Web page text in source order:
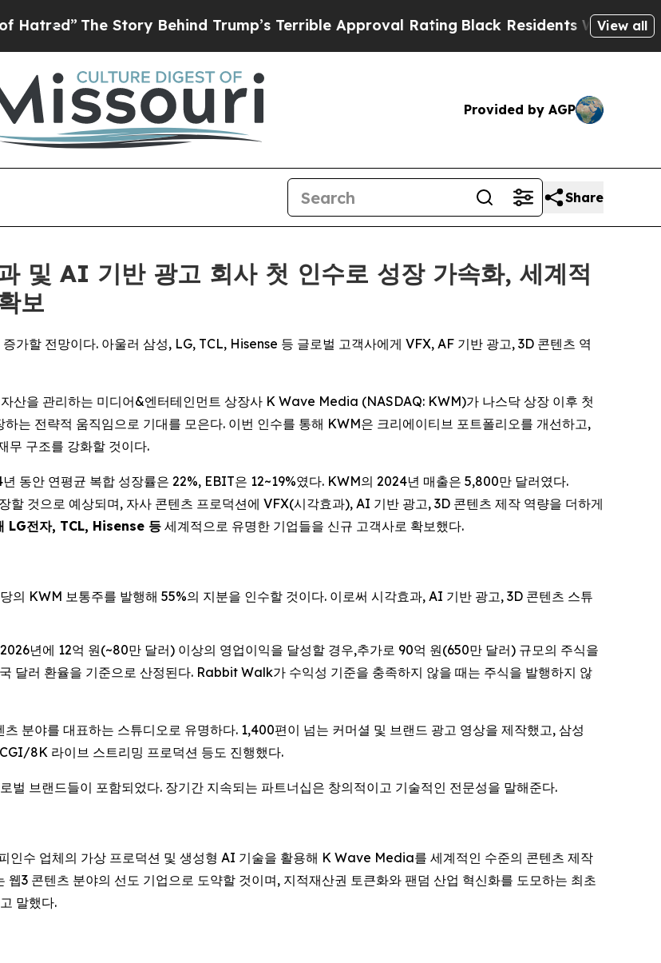
The Story Behind Trump’s Terrible Approval RatingBlack Residents Warned of Abusive
View all
Provided by AGP
Share
및 AI 기반 광고 회사 첫 인수로 성장 가속화, 세계적
보
할 전망이다. 아울러 삼성, LG, TCL, Hisense 등 글로벌 고객사에게 VFX, AF 기반 광고, 3D 콘텐츠 역
산을 관리하는 미디어&엔터테인먼트 상장사 K Wave Media (NASDAQ: KWM)가 나스닥 상장 이후 첫
는 전략적 움직임으로 기대를 모은다. 이번 인수를 통해 KWM은 크리에이티브 포트폴리오를 개선하고,
무 구조를 강화할 것이다.
동안 연평균 복합 성장률은 22%, EBIT은 12~19%였다. KWM의 2024년 매출은 5,800만 달러였다.
할 것으로 예상되며, 자사 콘텐츠 프로덕션에 VFX(시각효과), AI 기반 광고, 3D 콘텐츠 제작 역량을 더하게
LG전자, TCL, Hisense 등세계적으로 유명한 기업들을 신규 고객사로 확보했다.
의 KWM 보통주를 발행해 55%의 지분을 인수할 것이다. 이로써 시각효과, AI 기반 광고, 3D 콘텐츠 스튜
년에 12억 원(~80만 달러) 이상의 영업이익을 달성할 경우,추가로 90억 원(650만 달러) 규모의 주식을
달러 환율을 기준으로 산정된다. Rabbit Walk가 수익성 기준을 충족하지 않을 때는 주식을 발행하지 않
분야를 대표하는 스튜디오로 유명하다. 1,400편이 넘는 커머셜 및 브랜드 광고 영상을 제작했고, 삼성
8K 라이브 스트리밍 프로덕션 등도 진행했다.
브랜드들이 포함되었다. 장기간 지속되는 파트너십은 창의적이고 기술적인 전문성을 말해준다.
수 업체의 가상 프로덕션 및 생성형 AI 기술을 활용해 K Wave Media를 세계적인 수준의 콘텐츠 제작
3 콘텐츠 분야의 선도 기업으로 도약할 것이며, 지적재산권 토큰화와 팬덤 산업 혁신화를 도모하는 최초
말했다.